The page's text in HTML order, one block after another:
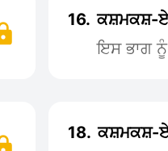
16. ਕਸ਼ਮਕਸ਼-
ਇਸ ਭਾਗ
18. ਕਸ਼ਮਕਸ਼-